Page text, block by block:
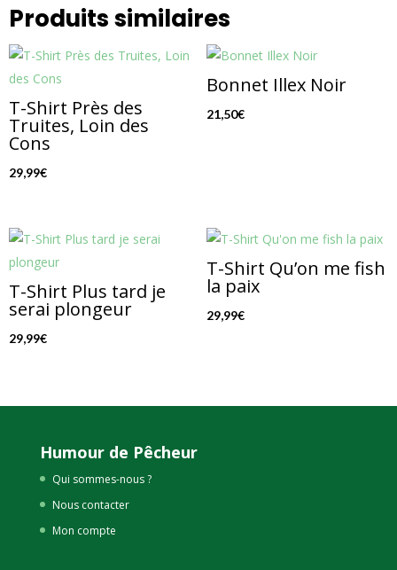
Produits similaires
T-Shirt Près des
Truites, Loin des
Cons
29,99€
Bonnet Illex Noir
21,50€
T-Shirt Plus tard je
serai plongeur
29,99€
T-Shirt Qu’on me fish
la paix
29,99€
Humour de Pêcheur
Qui sommes-nous ?
Nous contacter
Mon compte